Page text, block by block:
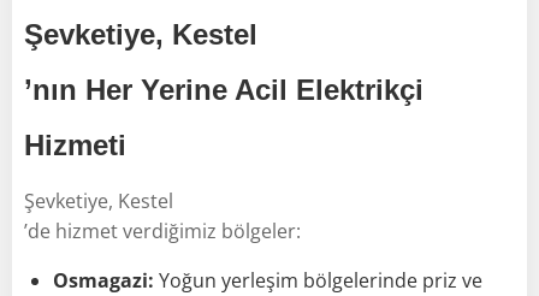
Şevketiye, Kestel
’nın Her Yerine Acil Elektrikçi
Hizmeti
Şevketiye, Kestel
’de hizmet verdiğimiz bölgeler:
Osmagazi: Yoğun yerleşim bölgelerinde priz ve